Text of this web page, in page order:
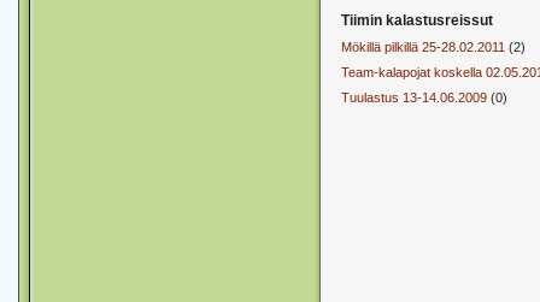
Tiimin kalastusreissut
Mökillä pilkillä 25-28.02.2011 (2)
Team-kalapojat koskella
Tuulastus 13-14.06.2009 (0)